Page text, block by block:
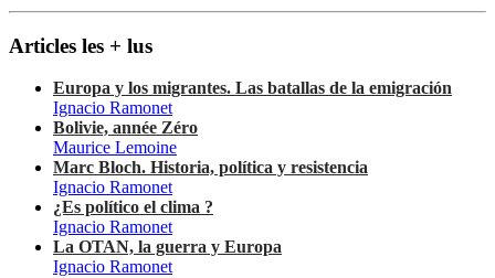
Articles les + lus
Europa y los migrantes. Las batallas de la emigración
Ignacio Ramonet
Bolivie, année Zéro
Maurice Lemoine
Marc Bloch. Historia, política y resistencia
Ignacio Ramonet
¿Es político el clima ?
Ignacio Ramonet
La OTAN, la guerra y Europa
Ignacio Ramonet